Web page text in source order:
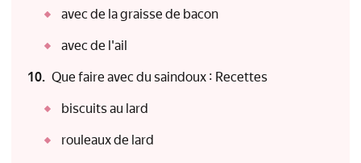
avec de la graisse de bacon
avec de l'ail
Que faire avec du saindoux : Recettes
biscuits au lard
rouleaux de lard